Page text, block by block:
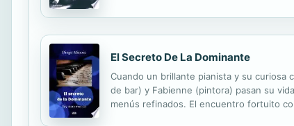
El Secreto De La Dominante
Cuando un brillante pianista y su curiosa
de bar) y Fabienne (pintora) pasan su
menús refinados. El encuentro fortuito